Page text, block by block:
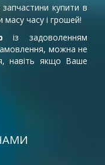
купити в
часу і грошей!
із задоволенням
можна не
навіть якщо Ваше